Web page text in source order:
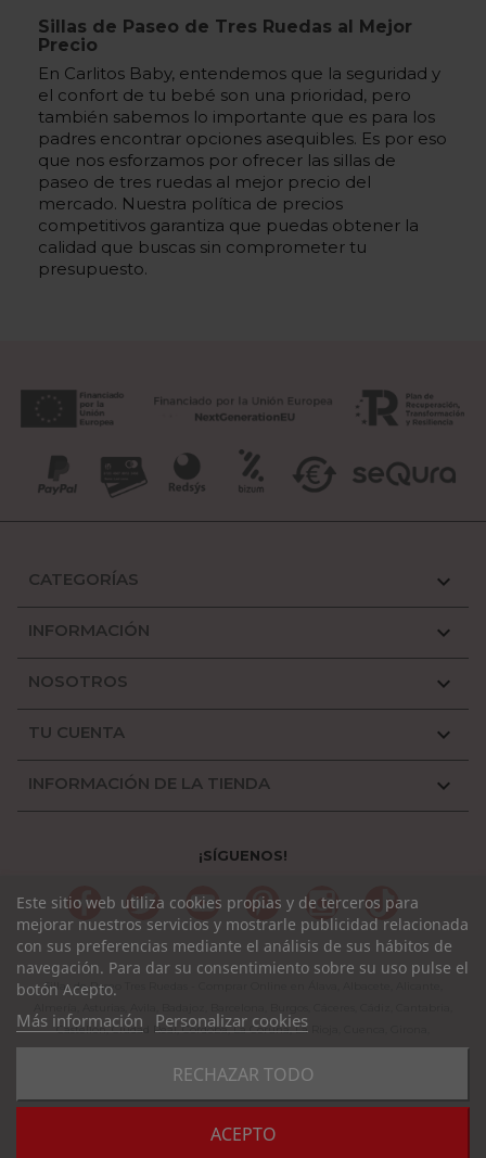
Sillas de Paseo de Tres Ruedas al Mejor
Precio
En Carlitos Baby, entendemos que la seguridad y
el confort de tu bebé son una prioridad, pero
también sabemos lo importante que es para los
padres encontrar opciones asequibles. Es por eso
que nos esforzamos por ofrecer las sillas de
paseo de tres ruedas al mejor precio del
mercado. Nuestra política de precios
competitivos garantiza que puedas obtener la
calidad que buscas sin comprometer tu
presupuesto.
CATEGORÍAS 
INFORMACIÓN 
NOSOTROS 
TU CUENTA 
INFORMACIÓN DE LA TIENDA 
¡SÍGUENOS!
FacebookTwitter YouTubePinterestInstagramTikTok
Este sitio web utiliza cookies propias y de terceros para
mejorar nuestros servicios y mostrarle publicidad relacionada
con sus preferencias mediante el análisis de sus hábitos de
navegación. Para dar su consentimiento sobre su uso pulse el
botón Acepto.
Más información Personalizar cookies
RECHAZAR TODO
ACEPTO
Sillas de Paseo Tres Ruedas - Comprar Online en Álava, Albacete, Alicante,
Castellón, Ciudad Real, Córdoba, La Coruña, La Rioja, Cuenca, Girona,
Granada, Guadalajara, Guipuzcoa, Huelva, Huesca, Jaen, León, Lleida, Lugo,
Madrid, Málaga, Murcia, Navarra, Orense, Palencia, Pontevedra, Rioja,